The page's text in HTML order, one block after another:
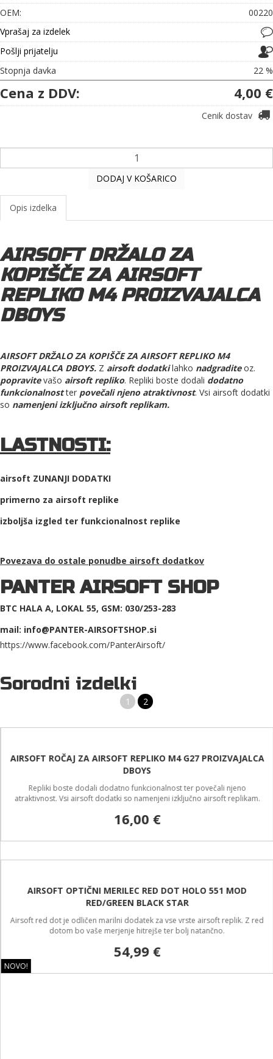
OEM:
00220
Vprašaj za izdelek
Pošlji prijatelju
Stopnja davka
22 %
Cena z DDV: 4,00 €
Cenik dostav
DODAJ V KOŠARICO
Opis izdelka
AIRSOFT DRŽALO ZA
KOPIŠČE ZA AIRSOFT
REPLIKO M4 PROIZVAJALCA
DBOYS
AIRSOFT DRŽALO ZA KOPIŠČE ZA AIRSOFT REPLIKO M4
PROIZVAJALCA DBOYS. Z airsoft dodatkilahko nadgraditeoz.
popravitevašo airsoft repliko. Repliki boste dodali dodatno
funkcionalnostter povečali njeno atraktivnost. Vsi airsoft dodatki
so namenjeni izključno airsoft replikam.
LASTNOSTI:
airsoft ZUNANJI DODATKI
primerno za airsoft replike
izboljša izgled ter funkcionalnost replike
Povezava do ostale ponudbe airsoft dodatkov
PANTER AIRSOFT SHOP
BTC HALA A, LOKAL 55, GSM: 030/253-283
mail: info@PANTER-AIRSOFTSHOP.si
https://www.facebook.com/PanterAirsoft/
Sorodni izdelki
1 2